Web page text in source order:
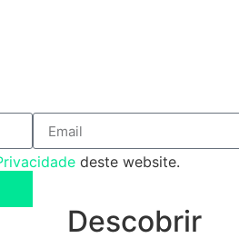
deste website.
Descobrir